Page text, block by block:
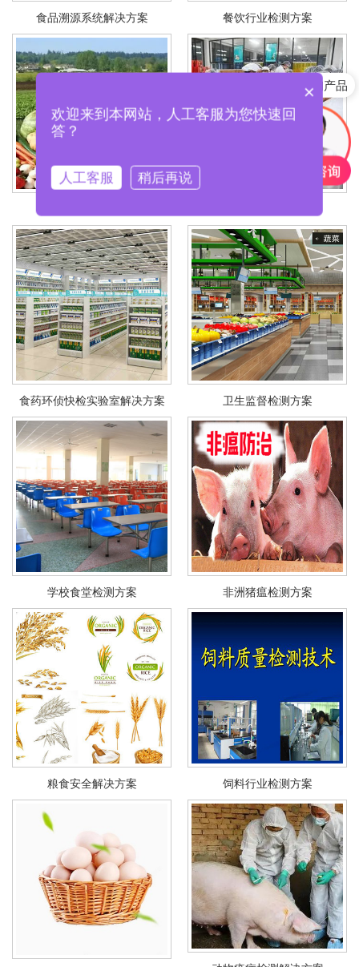
食品溯源系统解决方案 餐饮行业检测方案
食药环侦快检实验室解决方案 卫生监督检测方案
学校食堂检测方案 非洲猪瘟检测方案
粮食安全解决方案 饲料行业检测方案
快速咨询产品
×
欢迎来到本网站，人工客服为您快速回
答？
人工客服 稍后再说